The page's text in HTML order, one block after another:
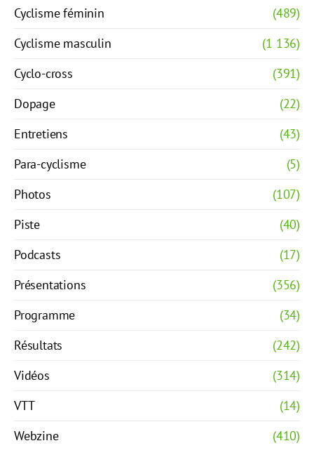
Cyclisme féminin
(489)
Cyclisme masculin
(1 136)
Cyclo-cross
(391)
Dopage
(22)
Entretiens
(43)
Para-cyclisme
(5)
Photos
(107)
Piste
(40)
Podcasts
(17)
Présentations
(356)
Programme
(34)
Résultats
(242)
Vidéos
(314)
VTT
(14)
Webzine
(410)